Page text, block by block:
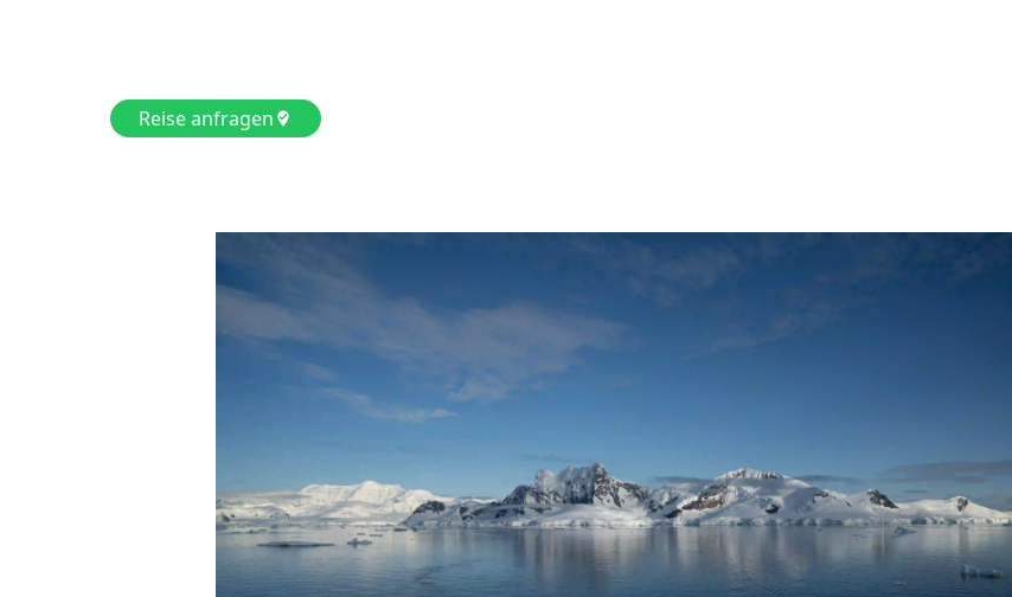
Reise anfragen